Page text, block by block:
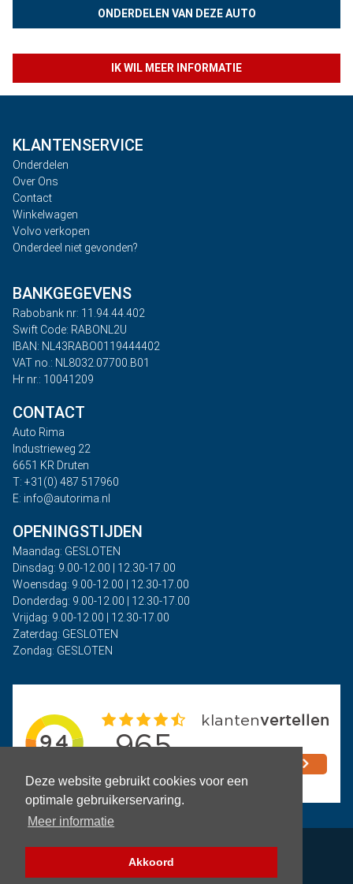
Deze website gebruikt cookies voor een
optimale gebruikerservaring.
Meer informatie
Akkoord
ONDERDELEN VAN DEZE AUTO
IK WIL MEER INFORMATIE
KLANTENSERVICE
Onderdelen
Over Ons
Contact
Winkelwagen
Volvo verkopen
Onderdeel niet gevonden?
BANKGEGEVENS
Rabobank nr: 11.94.44.402
Swift Code: RABONL2U
IBAN: NL43RABO0119444402
VAT no.: NL8032.07700.B01
Hr nr.: 10041209
CONTACT
Auto Rima
Industrieweg 22
6651 KR Druten
T: +31(0) 487 517960
E: info@autorima.nl
OPENINGSTIJDEN
Maandag: GESLOTEN
Dinsdag: 9.00-12.00 | 12.30-17.00
Woensdag: 9.00-12.00 | 12.30-17.00
Donderdag: 9.00-12.00 | 12.30-17.00
Vrijdag: 9.00-12.00 | 12.30-17.00
Zaterdag: GESLOTEN
Zondag: GESLOTEN
Privacy
Algemene voorwaarden